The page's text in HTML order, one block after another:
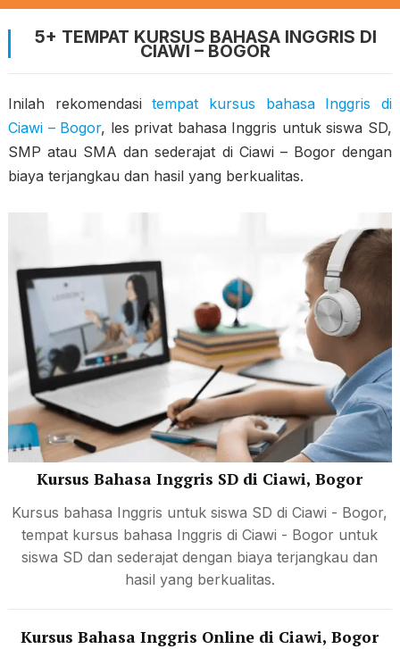
5+ TEMPAT KURSUS BAHASA INGGRIS DI
CIAWI – BOGOR
Inilah rekomendasitempat kursus bahasa Inggris di
Ciawi – Bogor, les privat bahasa Inggris untuk siswa SD,
SMP atau SMA dan sederajat di Ciawi – Bogor dengan
biaya terjangkau dan hasil yang berkualitas.
Kursus Bahasa Inggris SD di Ciawi, Bogor
Kursus bahasa Inggris untuk siswa SD di Ciawi - Bogor,
tempat kursus bahasa Inggris di Ciawi - Bogor untuk
siswa SD dan sederajat dengan biaya terjangkau dan
hasil yang berkualitas.
Kursus Bahasa Inggris Online di Ciawi, Bogor